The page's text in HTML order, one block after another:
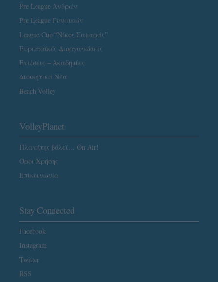
Pre League Ανδρών
Pre League Γυναικών
League Cup “Νίκος Σαμαράς”
Ευρωπαϊκές Διοργανώσεις
Ενώσεις – Ακαδημίες
Διοικητικά Νέα
Beach Volley
VolleyPlanet
Πλανήτης βόλεϊ… On Air!
Όροι Χρήσης
Επικοινωνία
Stay Connected
Facebook
Instagram
Twitter
RSS